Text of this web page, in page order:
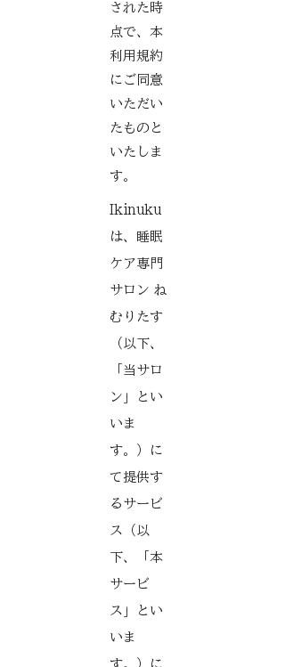
された時
点で、本
利用規約
にご同意
いただい
たものと
いたしま
す。
Ikinuku
は、睡眠
ケア専門
サロン ね
むりたす
（以下、
「当サロ
ン」とい
いま
す。）に
て提供す
るサービ
ス（以
下、「本
サービ
ス」とい
いま
す。）に